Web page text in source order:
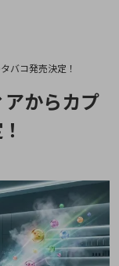
バコ発売決定！
アからカプ